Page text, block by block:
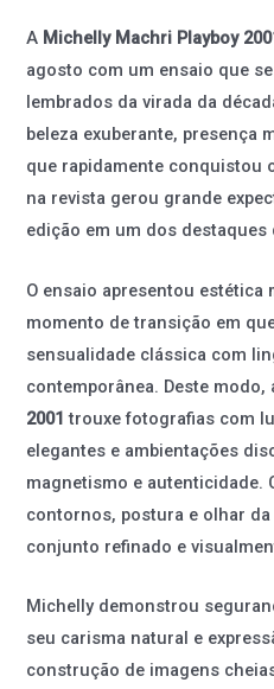
A Michelly Machri Playboy
agosto com um ensaio que
lembrados da virada da
beleza exuberante, presença
que rapidamente conquistou
na revista gerou grande
edição em um dos destaques
O ensaio apresentou estética
momento de transição em
sensualidade clássica com
contemporânea. Deste modo,
2001 trouxe fotografias com
elegantes e ambientações
magnetismo e autenticidade.
contornos, postura e olhar
conjunto refinado e
Michelly demonstrou
seu carisma natural e
construção de imagens